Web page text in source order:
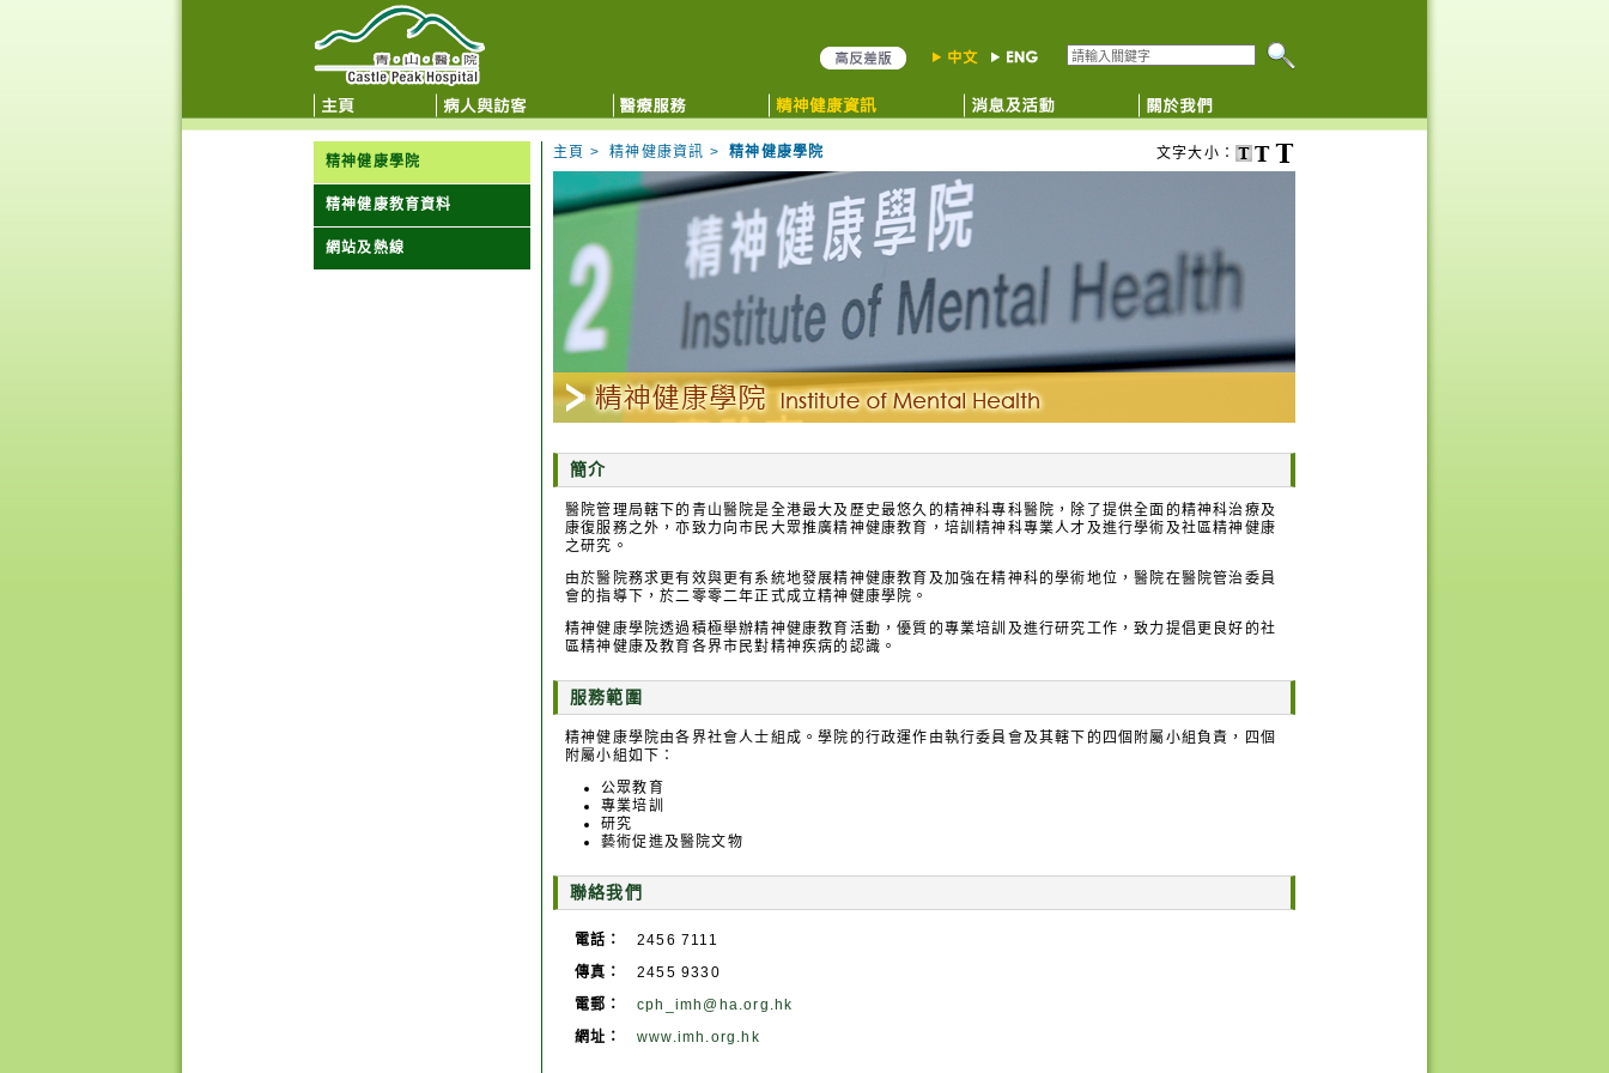
搜尋本網頁
精神健康學院
精神健康教育資料
網站及熱線
主頁 >精神健康資訊 >精神健康學院 文字大小：
簡介
醫院管理局轄下的青山醫院是全港最大及歷史最悠久的精神科專科醫院，除了提供全面的精神科治療及
康復服務之外，亦致力向市民大眾推廣精神健康教育，培訓精神科專業人才及進行學術及社區精神健康
之研究。
由於醫院務求更有效與更有系統地發展精神健康教育及加強在精神科的學術地位，醫院在醫院管治委員
會的指導下，於二零零二年正式成立精神健康學院。
精神健康學院透過積極舉辦精神健康教育活動，優質的專業培訓及進行研究工作，致力提倡更良好的社
區精神健康及教育各界市民對精神疾病的認識。
服務範圍
精神健康學院由各界社會人士組成。學院的行政運作由執行委員會及其轄下的四個附屬小組負責，四個
附屬小組如下：
公眾教育
專業培訓
研究
藝術促進及醫院文物
聯絡我們
電話：
2456 7111
傳真：
2455 9330
電郵：
cph_imh@ha.org.hk
網址：
www.imh.org.hk